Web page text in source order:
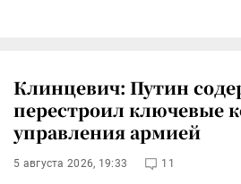
Клинцевич: Путин
перестроил ключевые
управления армией
5 августа 2026, 19:33 11